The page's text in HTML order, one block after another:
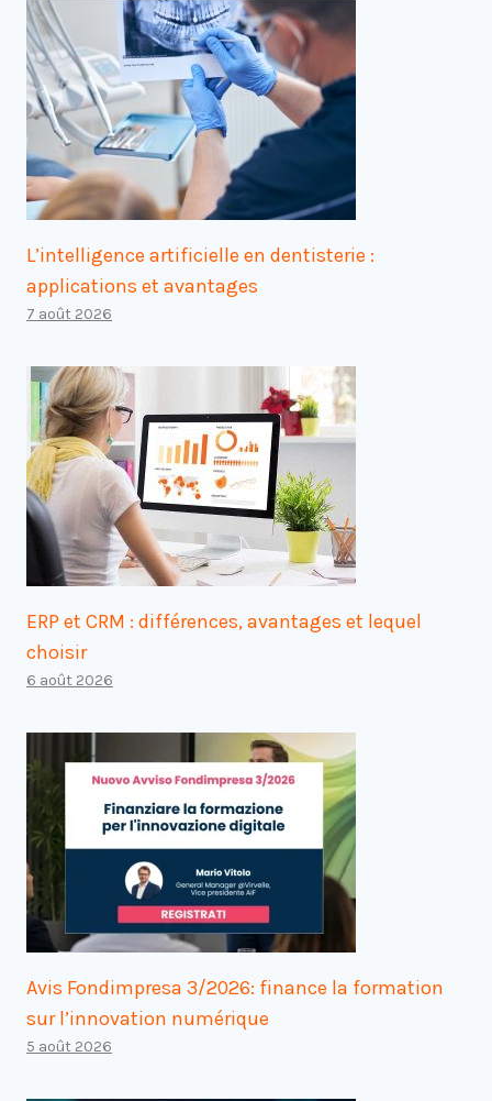
L’intelligence artificielle en dentisterie :
applications et avantages
7 août 2026
ERP et CRM : différences, avantages et lequel
choisir
6 août 2026
Avis Fondimpresa 3/2026: finance la formation
sur l’innovation numérique
5 août 2026